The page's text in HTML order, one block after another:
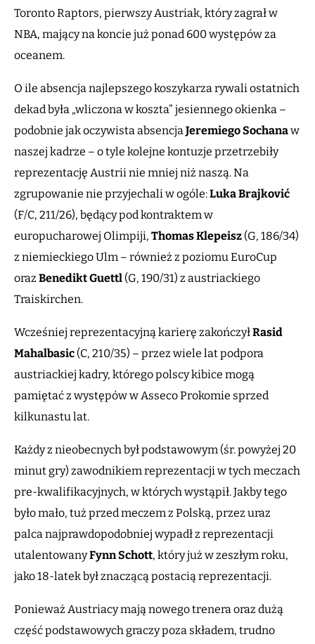
Toronto Raptors, pierwszy Austriak, który zagrał w
NBA, mający na koncie już ponad 600 występów za
oceanem.
O ile absencja najlepszego koszykarza rywali ostatnich
dekad była „wliczona w koszta” jesiennego okienka –
podobnie jak oczywista absencjaJeremiego Sochanaw
naszej kadrze – o tyle kolejne kontuzje przetrzebiły
reprezentację Austrii nie mniej niż naszą. Na
zgrupowanie nie przyjechali w ogóle:LukaBrajković
(F/C, 211/26), będący pod kontraktem w
europucharowej Olimpiji, ThomasKlepeisz (G, 186/34)
z niemieckiego Ulm – również z poziomu EuroCup
oraz BenediktGuettl (G, 190/31) z austriackiego
Traiskirchen.
Wcześniej reprezentacyjną karierę zakończyłRasid
Mahalbasic (C, 210/35) – przez wiele lat podpora
austriackiej kadry, którego polscy kibice mogą
pamiętać z występów w Asseco Prokomie sprzed
kilkunastu lat.
Każdy z nieobecnych był podstawowym (śr. powyżej 20
minut gry) zawodnikiem reprezentacji w tych meczach
pre-kwalifikacyjnych, w których wystąpił. Jakby tego
było mało, tuż przed meczem z Polską, przez uraz
palca najprawdopodobniej wypadł z reprezentacji
utalentowanyFynn Schott, który już w zeszłym roku,
jako 18-latek był znaczącą postacią reprezentacji.
Ponieważ Austriacy mają nowego trenera oraz dużą
część podstawowych graczy poza składem, trudno